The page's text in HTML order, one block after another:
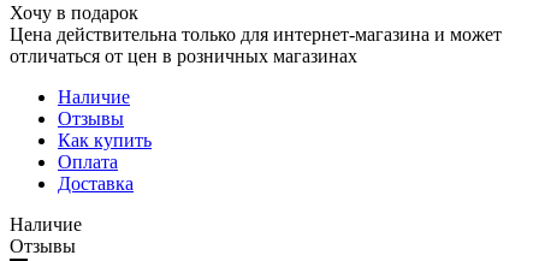
Хочу в подарок
Цена действительна только для интернет-магазина и может
отличаться от цен в розничных магазинах
Наличие
Отзывы
Как купить
Оплата
Доставка
Наличие
Отзывы